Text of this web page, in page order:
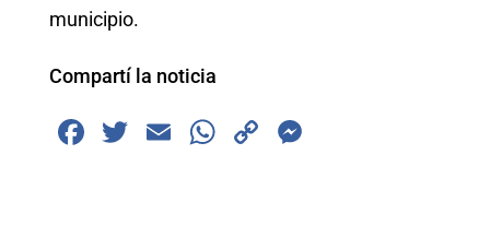
municipio.
Compartí la noticia
F
T
E
W
C